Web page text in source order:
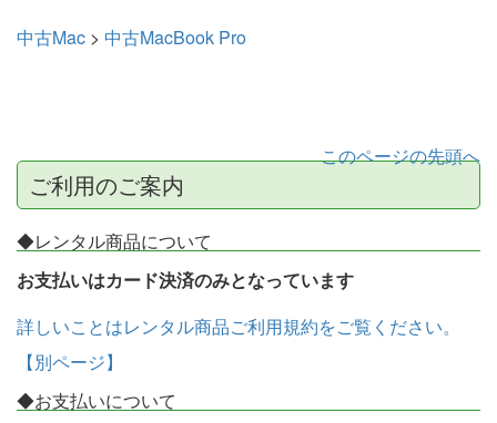
中古Mac > 中古MacBook Pro
このページの先頭へ
ご利用のご案内
◆レンタル商品について
お支払いはカード決済のみとなっています
詳しいことはレンタル商品ご利用規約をご覧ください。
【別ページ】
◆お支払いについて